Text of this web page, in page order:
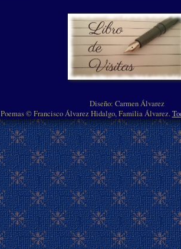
Diseño: Carmen Álvarez
Poemas © Francisco Álvarez Hidalgo, Familia Álvarez.